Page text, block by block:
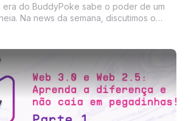
era do BuddyPoke sabe o poder de um
Na news da semana, discutimos o